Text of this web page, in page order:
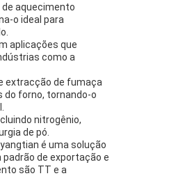
aquecimento
o ideal para
aplicações que
como a
extracção de fumaça
do forno, tornando-o
nitrogênio,
de pó.
é uma solução
de exportação e
são TT e a